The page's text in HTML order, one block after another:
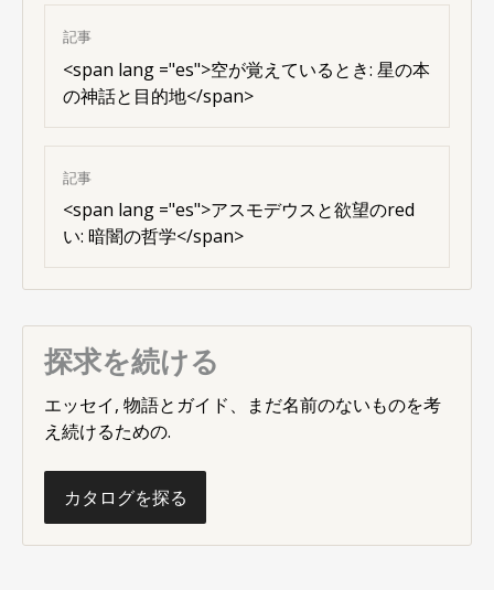
記事
<span lang ="es">空が覚えているとき: 星の本
の神話と目的地</span>
記事
<span lang ="es">アスモデウスと欲望のred
い: 暗闇の哲学</span>
探求を続ける
エッセイ, 物語とガイド、まだ名前のないものを考
え続けるための.
カタログを探る